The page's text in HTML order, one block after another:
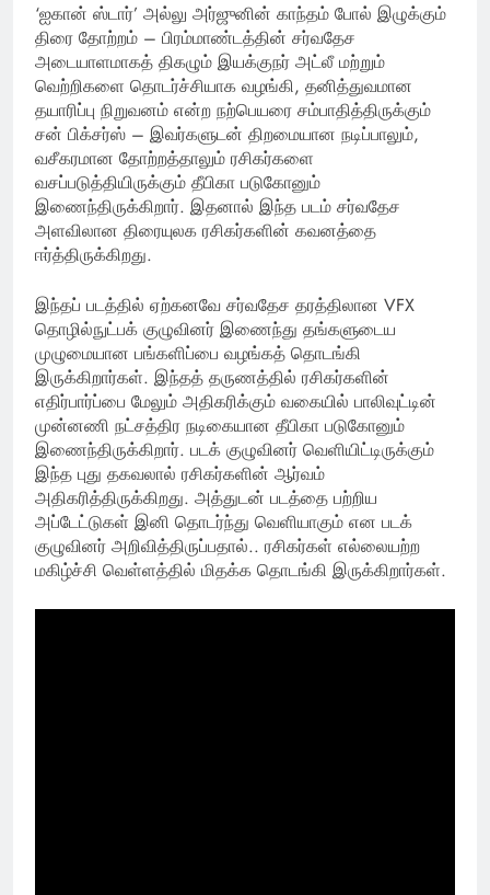
‘ஐகான் ஸ்டார்’ அல்லு அர்ஜுனின் காந்தம் போல் இழுக்கும்
திரை தோற்றம் – பிரம்மாண்டத்தின் சர்வதேச
அடையாளமாகத் திகழும் இயக்குநர் அட்லீ மற்றும்
வெற்றிகளை தொடர்ச்சியாக வழங்கி, தனித்துவமான
தயாரிப்பு நிறுவனம் என்ற நற்பெயரை சம்பாதித்திருக்கும்
சன் பிக்சர்ஸ் – இவர்களுடன் திறமையான நடிப்பாலும்,
வசீகரமான தோற்றத்தாலும் ரசிகர்களை
வசப்படுத்தியிருக்கும் தீபிகா படுகோனும்
இணைந்திருக்கிறார்.‌ இதனால் இந்த படம் சர்வதேச
அளவிலான திரையுலக ரசிகர்களின் கவனத்தை
ஈர்த்திருக்கிறது.
இந்தப் படத்தில் ஏற்கனவே சர்வதேச தரத்திலான VFX
தொழில்நுட்பக் குழுவினர் இணைந்து தங்களுடைய
முழுமையான பங்களிப்பை வழங்கத் தொடங்கி
இருக்கிறார்கள். இந்தத் தருணத்தில் ரசிகர்களின்
எதிர்பார்ப்பை மேலும் அதிகரிக்கும் வகையில் பாலிவுட்டின்
முன்னணி நட்சத்திர நடிகையான தீபிகா படுகோனும்
இணைந்திருக்கிறார். படக் குழுவினர் வெளியிட்டிருக்கும்
இந்த புது தகவலால் ரசிகர்களின் ஆர்வம்
அதிகரித்திருக்கிறது. அத்துடன் படத்தை பற்றிய
அப்டேட்டுகள் இனி தொடர்ந்து வெளியாகும் என படக்
குழுவினர் அறிவித்திருப்பதால்.. ரசிகர்கள் எல்லையற்ற
மகிழ்ச்சி வெள்ளத்தில் மிதக்க தொடங்கி இருக்கிறார்கள்.